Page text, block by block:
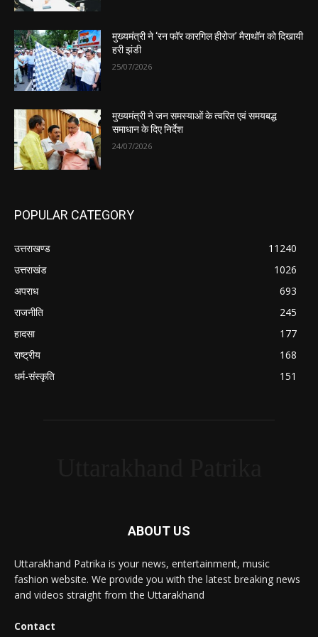
मुख्यमंत्री ने ‘रन फॉर कारगिल हीरोज’ मैराथॉन को दिखायी
हरी झंडी
25/07/2026
मुख्यमंत्री ने जन समस्याओं के त्वरित एवं समयबद्ध
समाधान के दिए निर्देश
24/07/2026
POPULAR CATEGORY
उत्तराखण्ड
11240
उत्तराखंड
1026
अपराध
693
राजनीति
245
हादसा
177
राष्ट्रीय
168
धर्म-संस्कृति
151
ABOUT US
Uttarakhand Patrika is your news, entertainment, music
fashion website. We provide you with the latest breaking news
and videos straight from the Uttarakhand
Contact